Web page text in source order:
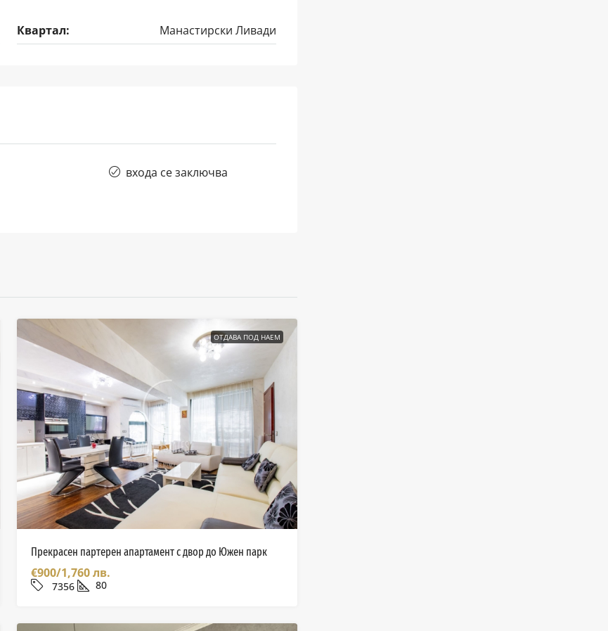
Квартал: Манастирски Ливади
входа се заключва
ОТДАВА ПОД НАЕМ
Прекрасен партерен апартамент с двор до Южен парк
€900/1,760 лв.
7356 80